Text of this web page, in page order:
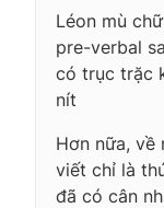
Léon mù
pre-verbal
có trục trặc
nít
Hơn nữa, về
viết chỉ là
đã có cân